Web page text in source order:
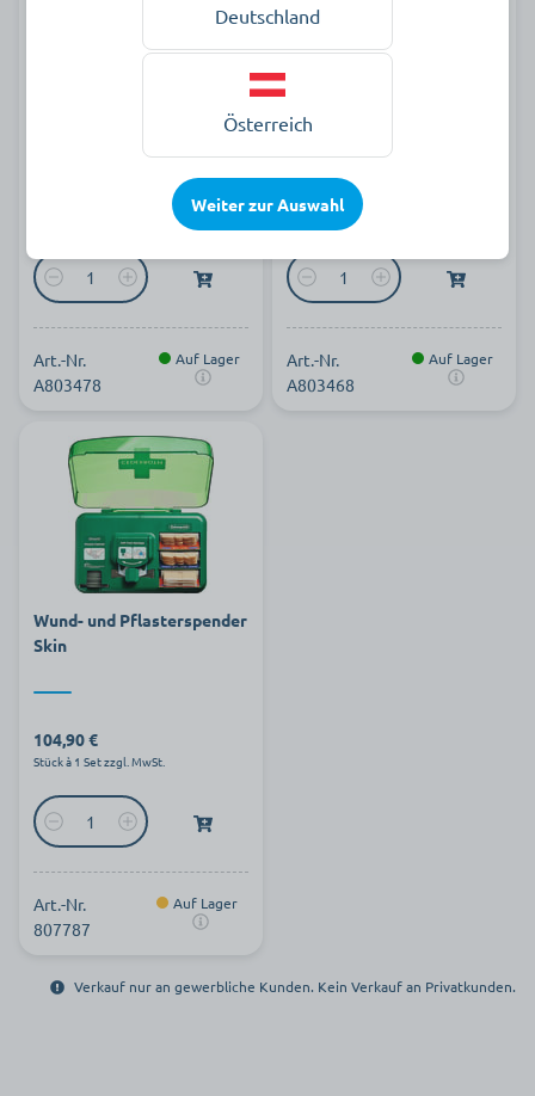
Packung à 240 Stück zzgl. MwSt.
Art.-Nr.
A803478
Auf Lager
34,69 €
pro Stück zzgl. MwSt.
Art.-Nr.
A803468
Auf Lager
Wund- und Pflasterspender
Skin
104,90 €
Stück à 1 Set zzgl. MwSt.
Art.-Nr.
807787
Auf Lager
Verkauf nur an gewerbliche Kunden. Kein Verkauf an Privatkunden.
Deutschland
Österreich
Weiter zur Auswahl